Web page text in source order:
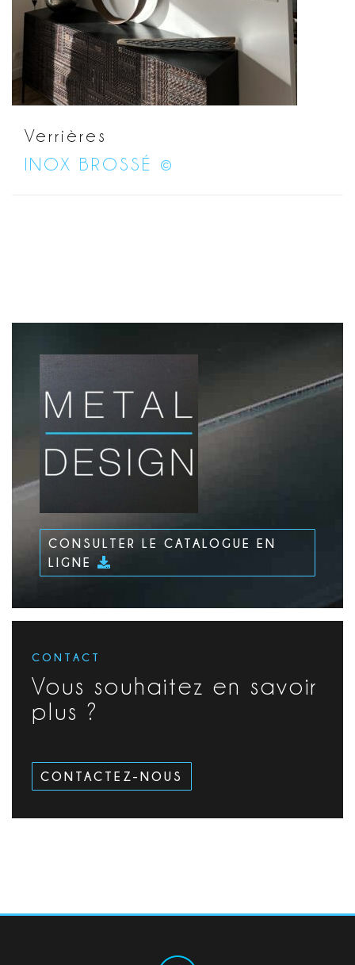
Verrières
INOX BROSSÉ ©
CONSULTER LE CATALOGUE EN
LIGNE
CONTACT
Vous souhaitez en savoir
plus ?
CONTACTEZ-NOUS